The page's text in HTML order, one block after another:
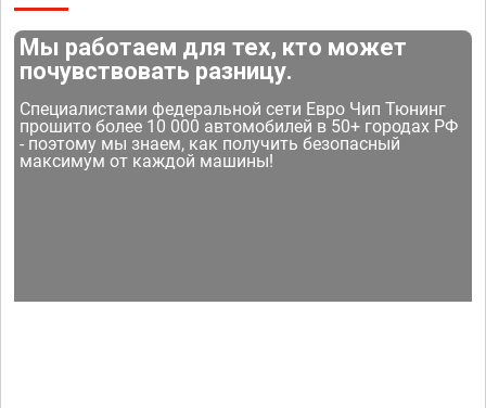
Мы работаем для тех, кто может
почувствовать разницу.
Специалистами федеральной сети Евро Чип Тюнинг
прошито более 10 000 автомобилей в 50+ городах РФ
- поэтому мы знаем, как получить безопасный
максимум от каждой машины!